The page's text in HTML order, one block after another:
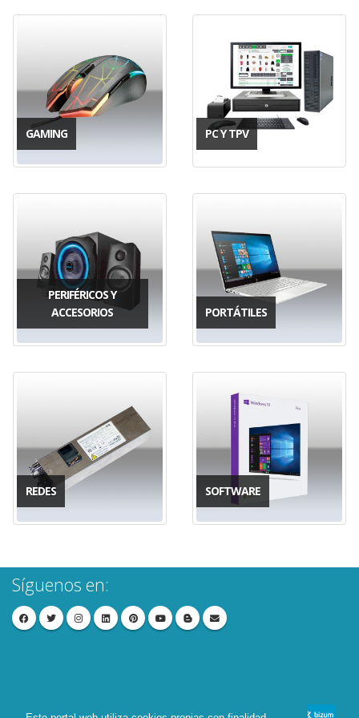
GAMING PC Y TPV
PERIFÉRICOS Y
ACCESORIOS
PORTÁTILES
REDES SOFTWARE
Síguenos en: